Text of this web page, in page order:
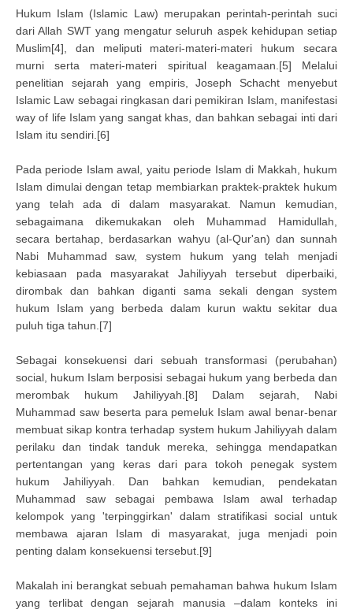
Hukum Islam (Islamic Law) merupakan perintah-perintah suci
dari Allah SWT yang mengatur seluruh aspek kehidupan setiap
Muslim[4], dan meliputi materi-materi-materi hukum secara
murni serta materi-materi spiritual keagamaan.[5] Melalui
penelitian sejarah yang empiris, Joseph Schacht menyebut
Islamic Law sebagai ringkasan dari pemikiran Islam, manifestasi
way of life Islam yang sangat khas, dan bahkan sebagai inti dari
Islam itu sendiri.[6]
Pada periode Islam awal, yaitu periode Islam di Makkah, hukum
Islam dimulai dengan tetap membiarkan praktek-praktek hukum
yang telah ada di dalam masyarakat. Namun kemudian,
sebagaimana dikemukakan oleh Muhammad Hamidullah,
secara bertahap, berdasarkan wahyu (al-Qur'an) dan sunnah
Nabi Muhammad saw, system hukum yang telah menjadi
kebiasaan pada masyarakat Jahiliyyah tersebut diperbaiki,
dirombak dan bahkan diganti sama sekali dengan system
hukum Islam yang berbeda dalam kurun waktu sekitar dua
puluh tiga tahun.[7]
Sebagai konsekuensi dari sebuah transformasi (perubahan)
social, hukum Islam berposisi sebagai hukum yang berbeda dan
merombak hukum Jahiliyyah.[8] Dalam sejarah, Nabi
Muhammad saw beserta para pemeluk Islam awal benar-benar
membuat sikap kontra terhadap system hukum Jahiliyyah dalam
perilaku dan tindak tanduk mereka, sehingga mendapatkan
pertentangan yang keras dari para tokoh penegak system
hukum Jahiliyyah. Dan bahkan kemudian, pendekatan
Muhammad saw sebagai pembawa Islam awal terhadap
kelompok yang 'terpinggirkan' dalam stratifikasi social untuk
membawa ajaran Islam di masyarakat, juga menjadi poin
penting dalam konsekuensi tersebut.[9]
Makalah ini berangkat sebuah pemahaman bahwa hukum Islam
yang terlibat dengan sejarah manusia –dalam konteks ini